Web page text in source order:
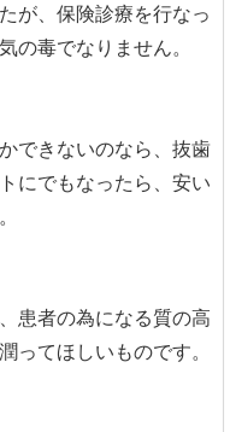
が、保険診療を行なっ
の毒でなりません。
できないのなら、抜歯
にでもなったら、安い
患者の為になる質の高
ってほしいものです。